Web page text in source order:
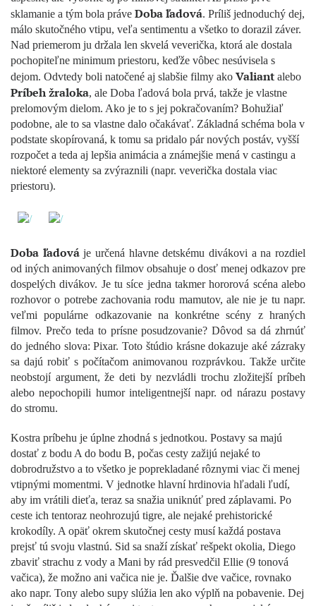
sklamanie a tým bola práve Doba ľadová. Príliš jednoduchý dej,
málo skutočného vtipu, veľa sentimentu a všetko to dorazil záver.
Nad priemerom ju držala len skvelá veverička, ktorá ale dostala
pochopiteľne minimum priestoru, keďže vôbec nesúvisela s
dejom. Odvtedy boli natočené aj slabšie filmy ako Valiant alebo
Príbeh žraloka, ale Doba ľadová bola prvá, takže je vlastne
prelomovým dielom. Ako je to s jej pokračovaním? Bohužiaľ
podobne, ale to sa vlastne dalo očakávať. Základná schéma bola v
podstate skopírovaná, k tomu sa pridalo pár nových postáv, vyšší
rozpočet a teda aj lepšia animácia a známejšie mená v castingu a
niektoré elementy sa zvýraznili (napr. veverička dostala viac
priestoru).
Doba ľadováje určená hlavne detskému divákovi a na rozdiel
od iných animovaných filmov obsahuje o dosť menej odkazov pre
dospelých divákov. Je tu síce jedna takmer hororová scéna alebo
rozhovor o potrebe zachovania rodu mamutov, ale nie je tu napr.
veľmi populárne odkazovanie na konkrétne scény z hraných
filmov. Prečo teda to prísne posudzovanie? Dôvod sa dá zhrnúť
do jedného slova: Pixar. Toto štúdio krásne dokazuje aké zázraky
sa dajú robiť s počítačom animovanou rozprávkou. Takže určite
neobstojí argument, že deti by nezvládli trochu zložitejší príbeh
alebo nepochopili humor inteligentnejší napr. od nárazu postavy
do stromu.
Kostra príbehu je úplne zhodná s jednotkou. Postavy sa majú
dostať z bodu A do bodu B, počas cesty zažijú nejaké to
dobrodružstvo a to všetko je poprekladané rôznymi viac či menej
vtipnými momentmi. V jednotke hlavní hrdinovia hľadali ľudí,
aby im vrátili dieťa, teraz sa snažia uniknúť pred záplavami. Po
ceste ich tentoraz neohrozujú tigre, ale nejaké prehistorické
krokodíly. A opäť okrem skutočnej cesty musí každá postava
prejsť tú svoju vlastnú. Sid sa snaží získať rešpekt okolia, Diego
zbaviť strachu z vody a Mani by rád presvedčil Ellie (9 tonová
vačica), že možno ani vačica nie je. Ďalšie dve vačice, rovnako
ako napr. Tony alebo supy slúžia len ako výplň na pobavenie. Dej